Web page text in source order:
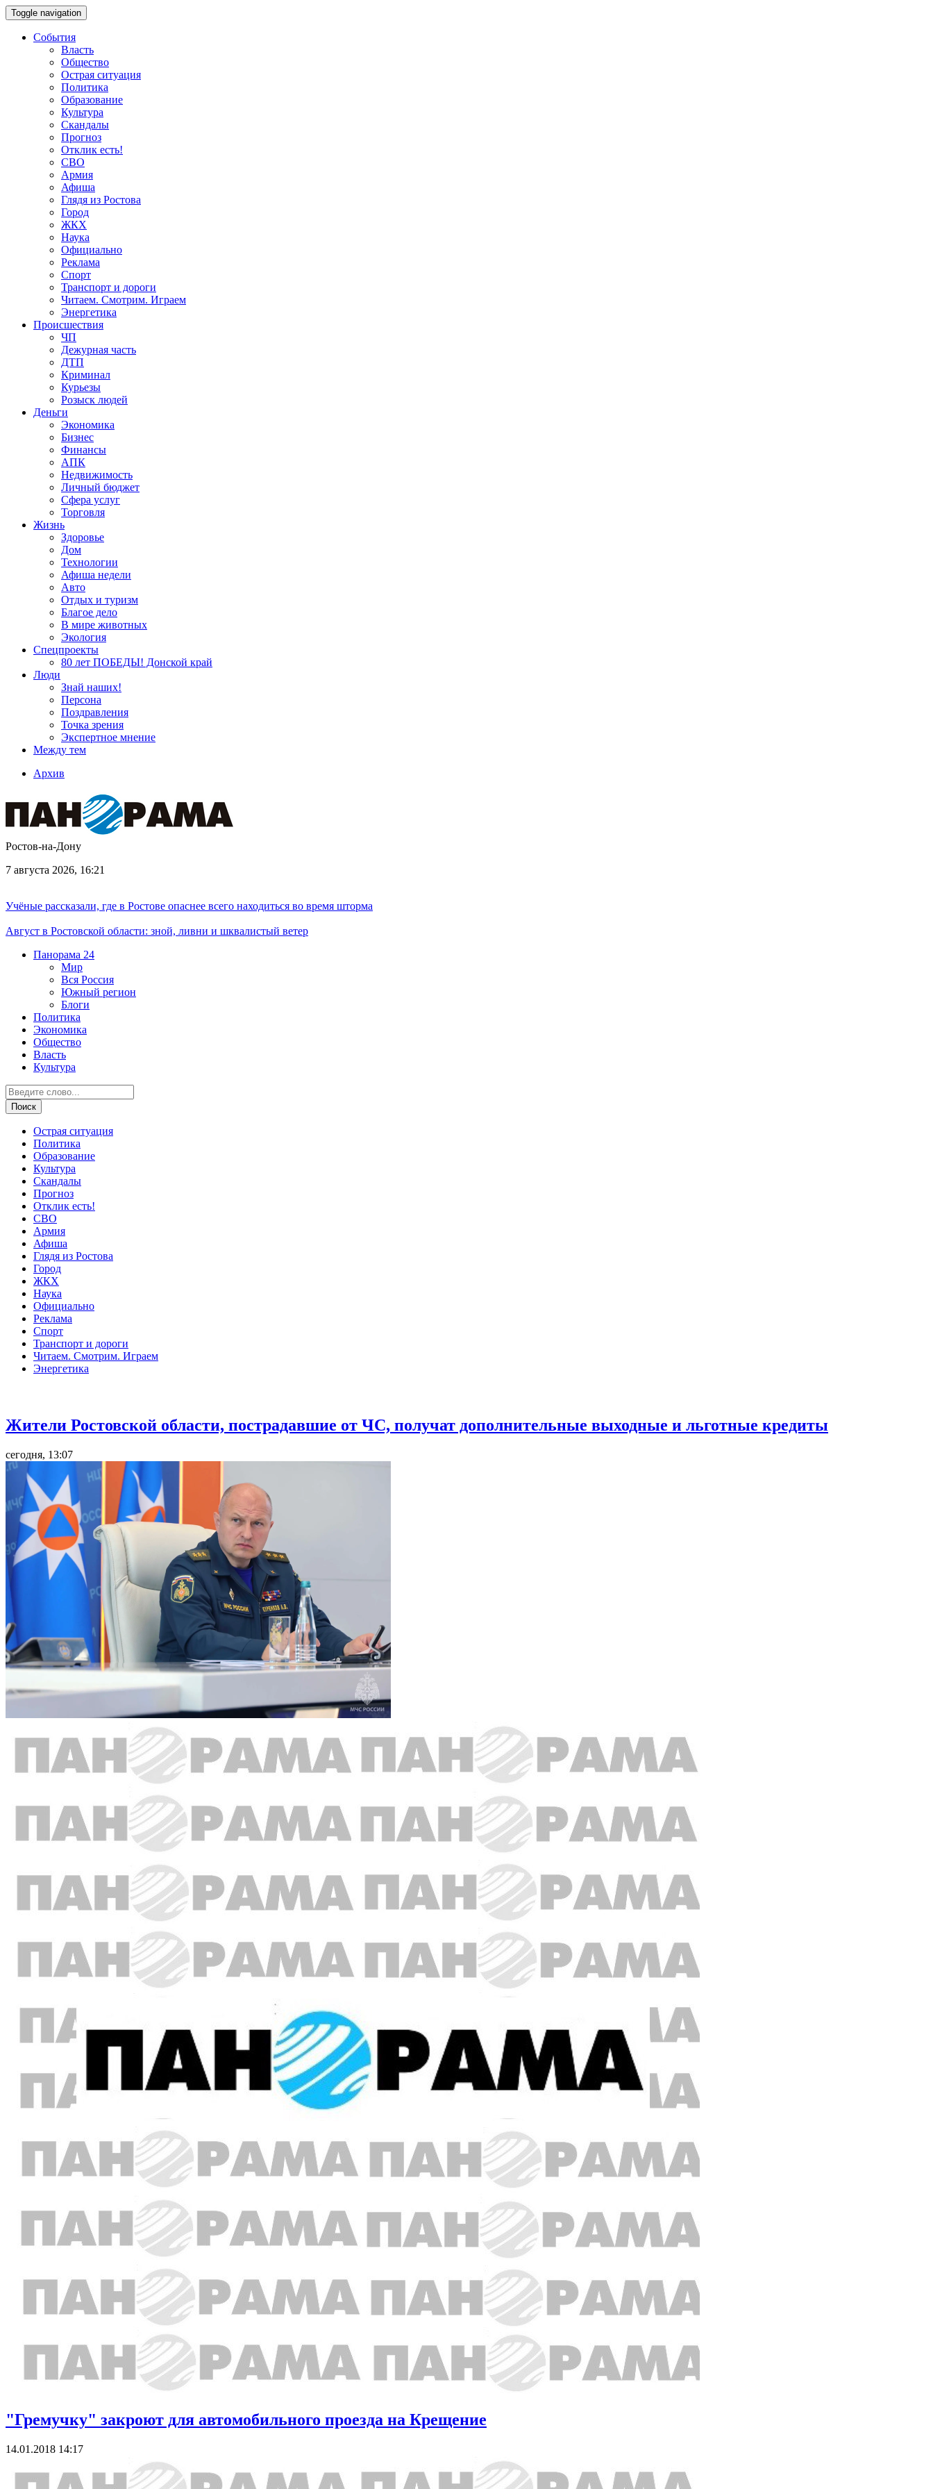
Toggle navigation
События
Власть
Общество
Острая ситуация
Политика
Образование
Культура
Скандалы
Прогноз
Отклик есть!
СВО
Армия
Афиша
Глядя из Ростова
Город
ЖКХ
Наука
Официально
Реклама
Спорт
Транспорт и дороги
Читаем. Смотрим. Играем
Энергетика
Происшествия
ЧП
Дежурная часть
ДТП
Криминал
Курьезы
Розыск людей
Деньги
Экономика
Бизнес
Финансы
АПК
Недвижимость
Личный бюджет
Сфера услуг
Торговля
Жизнь
Здоровье
Дом
Технологии
Афиша недели
Авто
Отдых и туризм
Благое дело
В мире животных
Экология
Спецпроекты
80 лет ПОБЕДЫ! Донской край
Люди
Знай наших!
Персона
Поздравления
Точка зрения
Экспертное мнение
Между тем
Архив
Ростов-на-Дону
7 августа 2026, 16:21
Учёные рассказали, где в Ростове опаснее всего находиться во время шторма
Август в Ростовской области: зной, ливни и шквалистый ветер
Панорама 24
Мир
Вся Россия
Южный регион
Блоги
Политика
Экономика
Общество
Власть
Культура
Острая ситуация
Политика
Образование
Культура
Скандалы
Прогноз
Отклик есть!
СВО
Армия
Афиша
Глядя из Ростова
Город
ЖКХ
Наука
Официально
Реклама
Спорт
Транспорт и дороги
Читаем. Смотрим. Играем
Энергетика
Жители Ростовской области, пострадавшие от ЧС, получат дополнительные выходные и льготные кредиты
сегодня, 13:07
"Гремучку" закроют для автомобильного проезда на Крещение
14.01.2018 14:17